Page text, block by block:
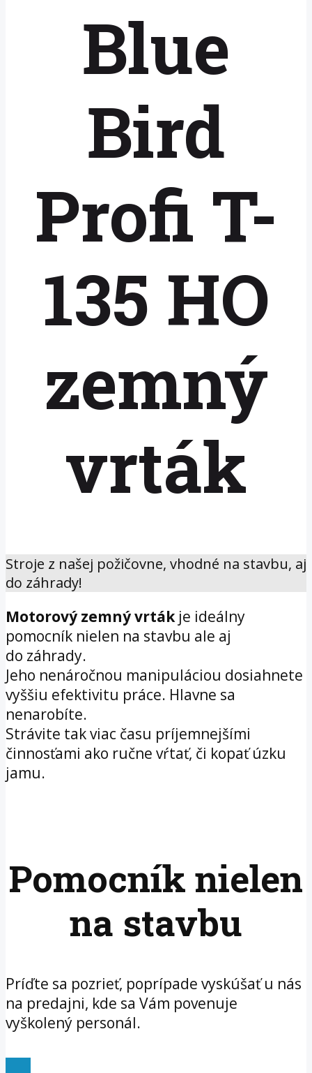
Blue
Bird
Profi T-
135 HO
zemný
vrták
Stroje z našej požičovne, vhodné na stavbu, aj
do záhrady!
Motorový zemný vrtákje ideálny
pomocník nielen na stavbu ale aj
do záhrady.
Jeho nenáročnou manipuláciou dosiahnete
vyššiu efektivitu práce. Hlavne sa
nenarobíte.
Strávite tak viac času príjemnejšími
činnosťami ako ručne vŕtať, či kopať úzku
jamu.
Pomocník nielen
na stavbu
Príďte sa pozrieť, poprípade vyskúšať u nás
na predajni, kde sa Vám povenuje
vyškolený personál.